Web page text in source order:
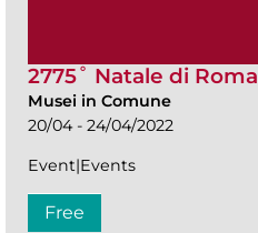
2775˚ Natale di Roma
Musei in Comune
20/04 - 24/04/2022
Event|Events
Free